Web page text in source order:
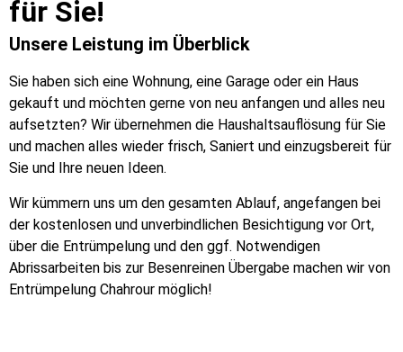
für Sie!​
Unsere Leistung im Überblick
Sie haben sich eine Wohnung, eine Garage oder ein Haus
gekauft und möchten gerne von neu anfangen und alles neu
aufsetzten? Wir übernehmen die Haushaltsauflösung für Sie
und machen alles wieder frisch, Saniert und einzugsbereit für
Sie und Ihre neuen Ideen.
Wir kümmern uns um den gesamten Ablauf, angefangen bei
der kostenlosen und unverbindlichen Besichtigung vor Ort,
über die Entrümpelung und den ggf. Notwendigen
Abrissarbeiten bis zur Besenreinen Übergabe machen wir von
Entrümpelung Chahrour möglich!